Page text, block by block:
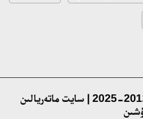
«تازا قازاقستان» اياسىندا شالكودەدە 7 تونناعا جۋىق قوقىس
© «Qamshy Media» ج ش س، 2012-2025 | سايت ماتەريالىن